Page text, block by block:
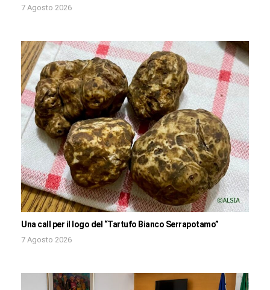
7 Agosto 2026
Una call per il logo del “Tartufo Bianco Serrapotamo”
7 Agosto 2026